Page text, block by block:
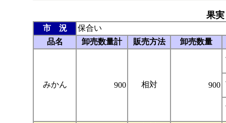
果
市 況
保合い
品名
卸売数量計 販売方法 卸売数量
みかん 900 相対 900